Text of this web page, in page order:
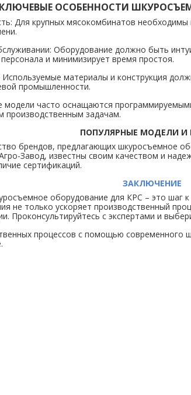
КЛЮЧЕВЫЕ ОСОБЕННОСТИ
Для крупных мясокомбинатов
Оборудование должно быть
и минимизирует время простоя.
Используемые материалы и конструкция
промышленности.
модели часто оснащаются
производственным задачам.
ПОПУЛЯРНЫЕ МОДЕЛИ И
брендов, предлагающих шкуросъемное
Завод, известны своим качеством и
сертификаций.
ЗАКЛЮЧЕНИЕ
оборудование для КРС – это шаг
не только ускоряет производственный
Проконсультируйтесь с экспертами и
процессов с помощью современного